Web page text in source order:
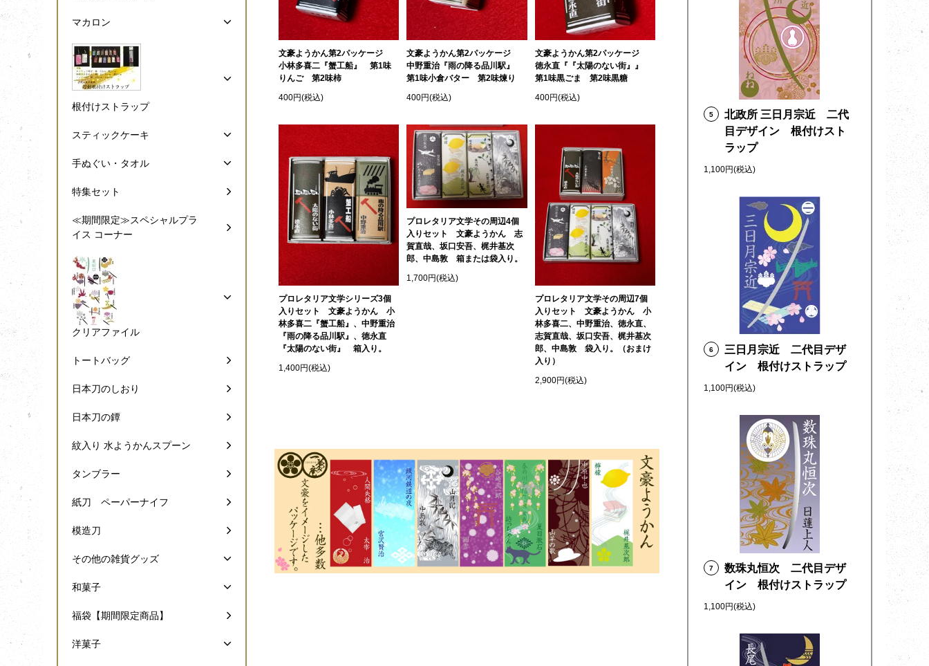
文豪ようかん第2パッケージ
小林多喜二『蟹工船』 第1味
りんご 第2味柿
400円(税込)
文豪ようかん第2パッケージ
中野重治『雨の降る品川駅』
第1味小倉バター 第2味煉り
400円(税込)
文豪ようかん第2パッケージ
徳永直『『太陽のない街』』
第1味黒ごま 第2味黒糖
400円(税込)
プロレタリア文学シリーズ3個
入りセット 文豪ようかん 小
林多喜二『蟹工船』、中野重治
『雨の降る品川駅』、徳永直
『太陽のない街』 箱入り。
1,400円(税込)
プロレタリア文学その周辺4個
入りセット 文豪ようかん 志
賀直哉、坂口安吾、梶井基次
郎、中島敦 箱または袋入り。
1,700円(税込)
プロレタリア文学その周辺7個
入りセット 文豪ようかん 小
林多喜二、中野重治、徳永直、
志賀直哉、坂口安吾、梶井基次
郎、中島敦 袋入り。（おまけ
入り）
2,900円(税込)
5
北政所 三日月宗近 二代
目デザイン 根付けスト
ラップ
1,100円(税込)
6
三日月宗近 二代目デザ
イン 根付けストラップ
1,100円(税込)
7
数珠丸恒次 二代目デザ
イン 根付けストラップ
1,100円(税込)
マカロン
根付けストラップ
スティックケーキ
手ぬぐい・タオル
特集セット
≪期間限定≫スペシャルプラ
イス コーナー
クリアファイル
トートバッグ
日本刀のしおり
日本刀の鐔
紋入り 水ようかんスプーン
タンブラー
紙刀 ペーパーナイフ
模造刀
その他の雑貨グッズ
和菓子
福袋【期間限定商品】
洋菓子